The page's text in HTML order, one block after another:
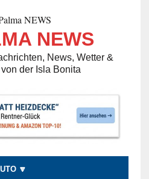
NEWS
News, Wetter &
von der Isla Bonita
🔽